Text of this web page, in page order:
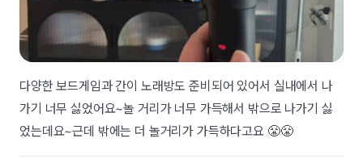
다양한 보드게임과 간이 노래방도 준비되어 있어서 실내에서 나
가기 너무 싫었어요~놀 거리가 너무 가득해서 밖으로 나가기 싫
었는데요~근데 밖에는 더 놀거리가 가득하다고요 😤😤